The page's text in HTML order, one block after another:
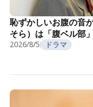
恥ずかしいお腹の音
そら）は「腹ベル部
2026/8/5 ドラマ